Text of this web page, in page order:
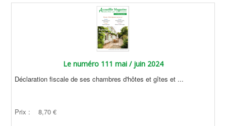
Le numéro 111 mai / juin 2024
Déclaration fiscale de ses chambres d'hôtes et gîtes et ...
Prix :
8,70 €